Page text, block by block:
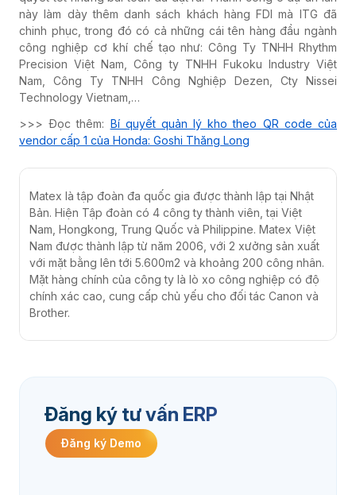
này làm dày thêm danh sách khách hàng FDI mà ITG đã
chinh phục, trong đó có cả những cái tên hàng đầu ngành
công nghiệp cơ khí chế tạo như: Công Ty TNHH Rhythm
Precision Việt Nam, Công ty TNHH Fukoku Industry Việt
Nam, Công Ty TNHH Công Nghiệp Dezen, Cty Nissei
Technology Vietnam,…
>>> Đọc thêm: Bí quyết quản lý kho theo QR code của
vendor cấp 1 của Honda: Goshi Thăng Long
Matex là tập đoàn đa quốc gia được thành lập tại Nhật
Bản. Hiện Tập đoàn có 4 công ty thành viên, tại Việt
Nam, Hongkong, Trung Quốc và Philippine. Matex Việt
Nam được thành lập từ năm 2006, với 2 xưởng sản xuất
với mặt bằng lên tới 5.600m2 và khoảng 200 công nhân.
Mặt hàng chính của công ty là lò xo công nghiệp có độ
chính xác cao, cung cấp chủ yếu cho đối tác Canon và
Brother.
Đăng ký tư vấn ERP
Đăng ký Demo